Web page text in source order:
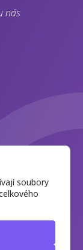
nás
soubory